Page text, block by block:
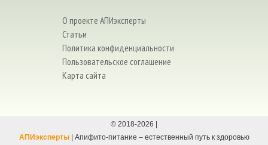
О проекте АПИэксперты
Статьи
Политика конфиденциальности
Пользовательское соглашение
Карта сайта
© 2018-2026
АПИэксперты| Апифито-питание – естественный путь к здоровью